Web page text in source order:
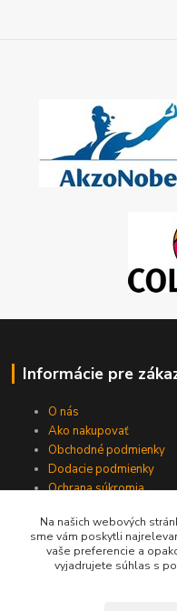
Informácie pre
O nás
Ako nakupovať
Obchodné podmienky
Dodacie podmienky
Ochrana súkromia
Kde nás nájdete?
Na našich webových
sme vám poskytli
vaše preferencie a
vyjadrujete súhlas s